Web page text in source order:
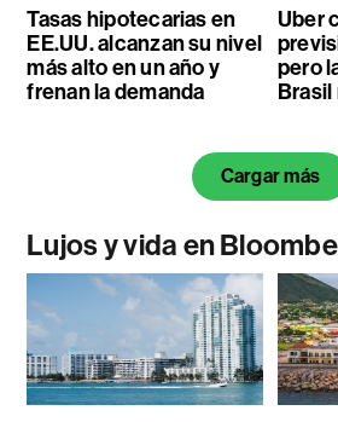
Tasas hipotecarias en
EE.UU. alcanzan su nivel
más alto en un año y
frenan la demanda
Uber
pero
Brasil
Cargar más
Lujos y vida en